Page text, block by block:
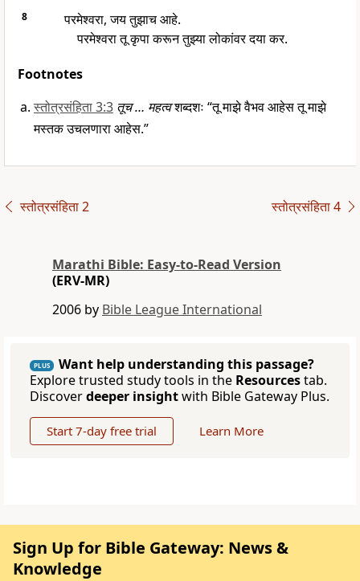
8
परमेश्वरा, जय तुझाच आहे.
परमेश्वरा तू कृपा करून तुझ्या लोकांवर दया कर.
Footnotes
स्तोत्रसंहिता 3:3 तूच … महत्वशब्दशः “तू माझे वैभव आहेस तू माझे
मस्तक उचलणारा आहेस.”
स्तोत्रसंहिता 2 स्तोत्रसंहिता 4
Marathi Bible: Easy-to-Read Version
(ERV-MR)
2006 by Bible League International
PLUS
Want help understanding this passage?
Explore trusted study tools in the Resourcestab.
Discoverdeeper insightwith Bible Gateway Plus.
Start 7-day free trial Learn More
Sign Up for Bible Gateway: News &
Knowledge